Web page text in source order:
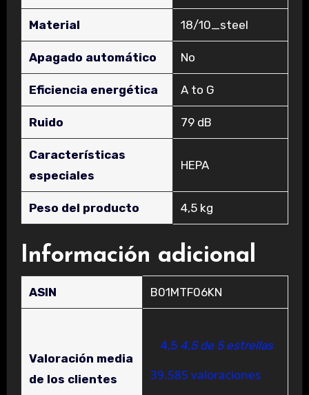
Material ‎18/10_steel
Apagado automático ‎No
Eficiencia energética ‎A to G
Ruido ‎79 dB
Características
especiales
‎HEPA
Peso del producto ‎4,5 kg
Información adicional
ASIN B01MTF06KN
Valoración media
de los clientes
4,5 4,5 de 5 estrellas
39.585 valoraciones